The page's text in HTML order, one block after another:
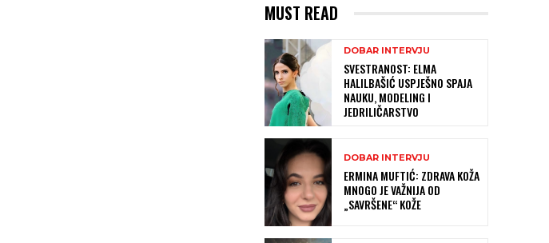
MUST READ
DOBAR INTERVJU
SVESTRANOST: ELMA
HALILBAŠIĆ USPJEŠNO SPAJA
NAUKU, MODELING I
JEDRILIČARSTVO
DOBAR INTERVJU
ERMINA MUFTIĆ: ZDRAVA KOŽA
MNOGO JE VAŽNIJA OD
„SAVRŠENE“ KOŽE